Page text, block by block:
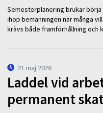
Semesterplanering brukar börja
ihop bemanningen när många
krävs både framförhållning och
21 maj 2026
Laddel vid
permanent